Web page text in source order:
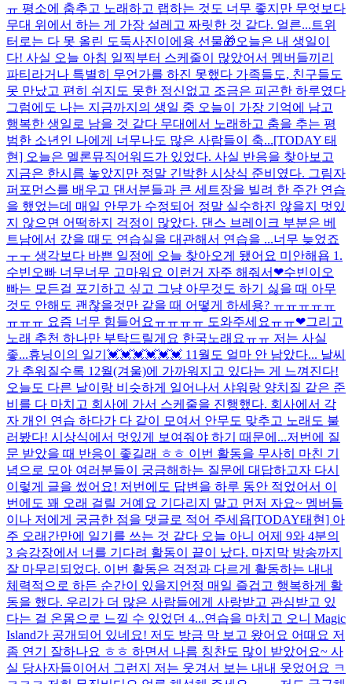
ㅠ 평소에 춤추고 노래하고 랩하는 것도 너무 좋지만 무엇보다
무대 위에서 하는 게 가장 설레고 짜릿한 것 같다. 얼른... 트위
터로는 다 못 올린 도둑사진이에용 선물🎁오늘은 내 생일이
다! 사실 오늘 아침 일찍부터 스케줄이 많았어서 멤버들끼리
파티라거나 특별히 무언가를 하진 못했다 가족들도, 친구들도
못 만났고 편히 쉬지도 못한 정신없고 조금은 피곤한 하루였다
그럼에도 나는 지금까지의 생일 중 오늘이 가장 기억에 남고
행복한 생일로 남을 것 같다 무대에서 노래하고 춤을 추는 평
범한 소년인 나에게 너무나도 많은 사람들이 축...[TODAY 태
현] 오늘은 멜론뮤직어워드가 있었다. 사실 반응을 찾아보고
지금은 한시름 놓았지만 정말 긴박한 시상식 준비였다. 그림자
퍼포먼스를 배우고 댄서분들과 큰 세트장을 빌려 한 주간 연습
을 했었는데 매일 안무가 수정되어 정말 실수하진 않을지 멋있
지 않으면 어떡하지 걱정이 많았다. 댄스 브레이크 부분은 베
트남에서 갔을 때도 연습실을 대관해서 연습을 ...너무 늦었죠
ㅜㅜ 생각보다 바쁜 일정에 오늘 찾아오게 됐어요 미안해욥 1.
수빈오빠 너무너무 고마워요 이런거 자주 해줘서❤수빈이오
빠는 모든걸 포기하고 싶고 그냥 아무것도 하기 싫을 때 아무
것도 안해도 괜찮을것만 같을 때 어떻게 하세용? ㅠㅠㅠㅠㅠ
ㅠㅠㅠ 요즘 너무 힘들어요ㅠㅠㅠㅠ 도와주세요ㅠㅠ❤그리고
노래 추천 하나만 부탁드릴게요 한국노래요ㅠㅠ 저는 사실
좋...휴닝이의 일기💓💓💓💓💓💓 11월도 얼마 안 남았다... 날씨
가 추워질수록 12월(겨울)에 가까워지고 있다는 게 느껴진다!
오늘도 다른 날이랑 비슷하게 일어나서 샤워랑 양치질 같은 준
비를 다 마치고 회사에 가서 스케줄을 진행했다. 회사에서 각
자 개인 연습 하다가 다 같이 모여서 안무도 맞추고 노래도 불
러봤다! 시상식에서 멋있게 보여줘야 하기 때문에...저번에 질
문 받았을 때 반응이 좋길래 ㅎㅎ 이번 활동을 무사히 마친 기
념으로 모아 여러분들이 궁금해하는 질문에 대답하고자 다시
이렇게 글을 썼어요! 저번에도 답변을 하루 동안 적었어서 이
번에도 꽤 오래 걸릴 거예요 기다리지 말고 먼저 자요~ 멤버들
이나 저에게 궁금한 점을 댓글로 적어 주세욥[TODAY태현] 아
주 오래간만에 일기를 쓰는 것 같다 오늘 아니 어제 9와 4분의
3 승강장에서 너를 기다려 활동이 끝이 났다. 마지막 방송까지
잘 마무리되었다. 이번 활동은 걱정과 다르게 활동하는 내내
체력적으로 하든 순간이 있을지언정 매일 즐겁고 행복하게 활
동을 했다. 우리가 더 많은 사람들에게 사랑받고 관심받고 있
다는 걸 온몸으로 느낄 수 있었던 4...연습을 마치고 오니 Magic
Island가 공개되어 있네요! 저도 방금 막 보고 왔어요 어때요 저
좀 연기 잘하나요 ㅎㅎ 하면서 나름 칭찬도 많이 받았어요~ 사
실 당사자들이어서 그런지 저는 웃겨서 보는 내내 웃었어요 ㅋ